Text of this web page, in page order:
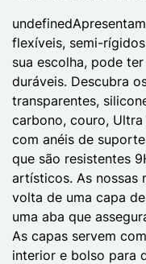
flexíveis, semi-
sua escolha, pode
duráveis. Descubra
transparentes,
carbono, couro, Ultra
com anéis de
que são resistentes
artísticos. As nossas
volta de uma capa
uma aba que
As capas servem
interior e bolso para